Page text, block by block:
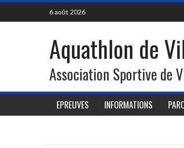
Skip
content
6 août 2026
Aquathlon de
Association Sportive de
EPREUVES INFORMATIONS